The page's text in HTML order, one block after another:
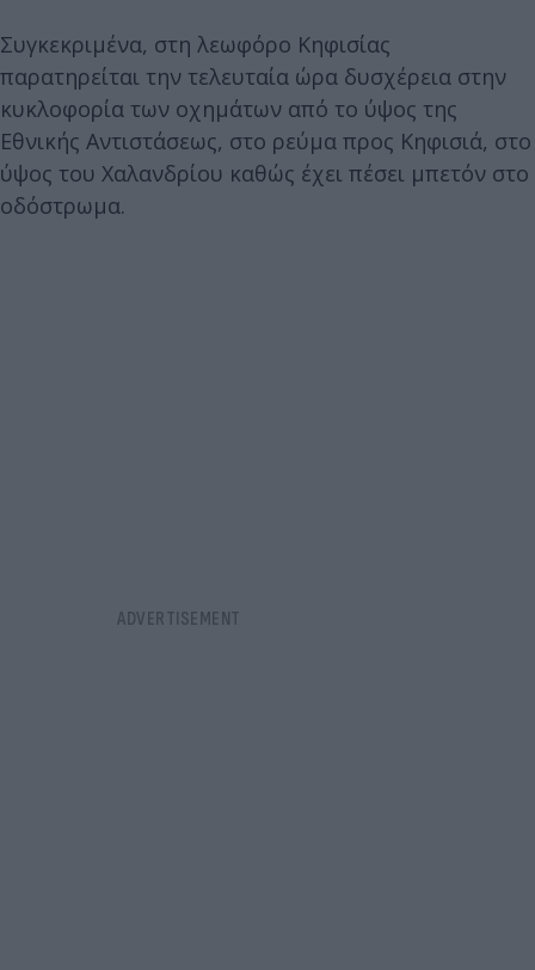
Συγκεκριμένα, στη λεωφόρο Κηφισίας
παρατηρείται την τελευταία ώρα δυσχέρεια στην
κυκλοφορία των οχημάτων από το ύψος της
Εθνικής Αντιστάσεως, στο ρεύμα προς Κηφισιά, στο
ύψος του Χαλανδρίου καθώς έχει πέσει μπετόν στο
οδόστρωμα.